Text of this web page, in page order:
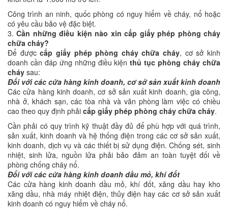
Công trình an ninh, quốc phòng có nguy hiểm về cháy, nổ hoặc
có yêu cầu bảo vệ đặc biệt.
3.Cần những điều kiện nào xin cấp giấy phép phòng cháy
chữa cháy?
Để đượccấp giấy phép phòng cháy chữa cháy, cơ sở kinh
doanh cần đáp ứng những điều kiệnthủ tục phòng cháy chữa
cháy sau:
Đối với các cửa hàng kinh doanh, cơ sở sản xuất kinh doanh
Các cửa hàng kinh doanh, cơ sở sản xuất kinh doanh, gia công,
nhà ở, khách sạn, các tòa nhà và văn phòng làm việc có chiều
cao theo quy định phải cấp giấy phép phòng cháy chữa cháy.
Cần phải có quy trình kỹ thuật đầy đủ để phù hợp với quá trình,
sản xuất, kinh doanh và hệ thống điện trong các cơ sở sản xuất,
kinh doanh, dịch vụ và các thiết bị sử dụng điện. Chống sét, sinh
nhiệt, sinh lửa, nguồn lửa phải bảo đảm an toàn tuyệt đối về
phòng chống cháy nổ.
Đối với các cửa hàng kinh doanh dầu mỏ, khí đốt
Các cửa hàng kinh doanh dầu mỏ, khí đốt, xăng dầu hay kho
xăng dầu, nhà máy nhiệt điện, thủy điện hay các cơ sở sản xuất
kinh doanh có nguy hiểm về cháy nổ.